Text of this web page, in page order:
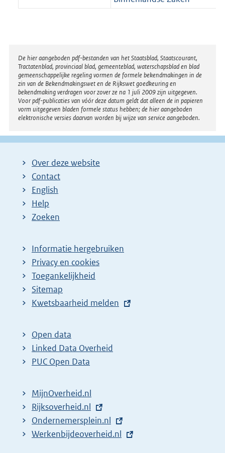
Disclaimer
De hier aangeboden pdf-bestanden van het Staatsblad, Staatscourant,
Tractatenblad, provinciaal blad, gemeenteblad, waterschapsblad en blad
gemeenschappelijke regeling vormen de formele bekendmakingen in de
zin van de Bekendmakingswet en de Rijkswet goedkeuring en
bekendmaking verdragen voor zover ze na 1 juli 2009 zijn uitgegeven.
Voor pdf-publicaties van vóór deze datum geldt dat alleen de in papieren
vorm uitgegeven bladen formele status hebben; de hier aangeboden
elektronische versies daarvan worden bij wijze van service aangeboden.
Over deze website
Contact
English
Help
Zoeken
Informatie hergebruiken
Privacy en cookies
Toegankelijkheid
Sitemap
E
t
e
r
l
i
n
k
Kwetsbaarheid melden
Open data
Linked Data Overheid
PUC Open Data
MijnOverheid.nl
E
x
t
Rijksoverheid.nl
E
x
Ondernemersplein.nl
E
Werkenbijdeoverheid.nl